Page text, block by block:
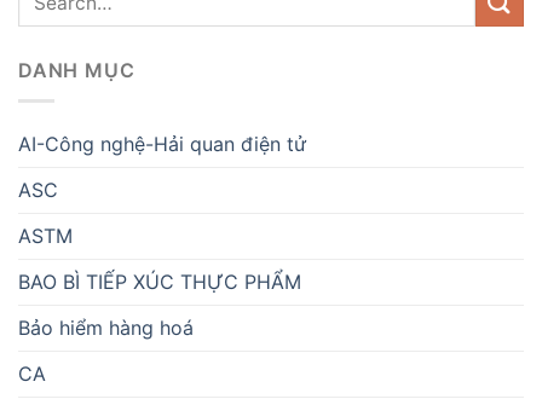
DANH MỤC
AI-Công nghệ-Hải quan điện tử
ASC
ASTM
BAO BÌ TIẾP XÚC THỰC PHẨM
Bảo hiểm hàng hoá
CA